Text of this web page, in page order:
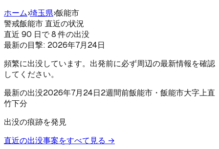
ホーム›埼玉県›飯能市
警戒飯能市 直近の状況
直近 90 日で 8 件の出没
最新の目撃: 2026年7月24日
頻繁に出没しています。出発前に必ず周辺の最新情報を確認
してください。
最新の出没2026年7月24日2週間前飯能市 ・飯能市大字上直
竹下分
出没の痕跡を発見
直近の出没事案をすべて見る →